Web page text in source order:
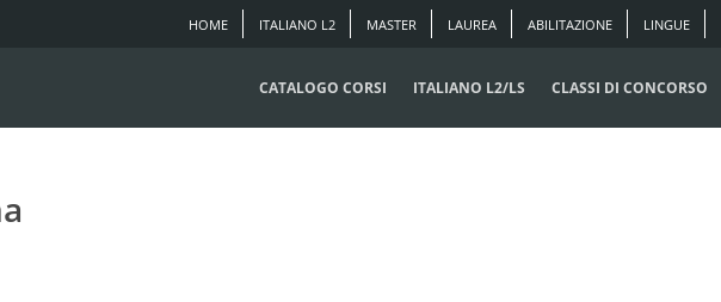
HOME ITALIANO L2 MASTER LAUREA ABILITAZIONE LINGUE
CATALOGO CORSI ITALIANO L2/LS CLASSI DI CONCORSO